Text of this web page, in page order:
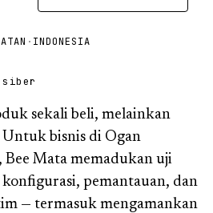
· INDONESIA
siber
sekali beli, melainkan
bisnis di Ogan
Mata memadukan uji
pemantauan, dan
— termasuk mengamankan